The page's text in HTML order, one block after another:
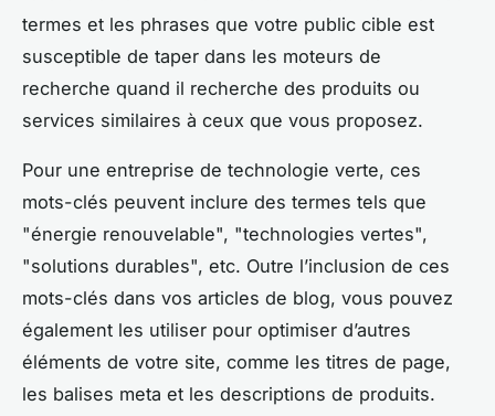
termes et les phrases que votre public cible est
susceptible de taper dans les moteurs de
recherche quand il recherche des produits ou
services similaires à ceux que vous proposez.
Pour une entreprise de technologie verte, ces
mots-clés peuvent inclure des termes tels que
"énergie renouvelable", "technologies vertes",
"solutions durables", etc. Outre l’inclusion de ces
mots-clés dans vos articles de blog, vous pouvez
également les utiliser pour optimiser d’autres
éléments de votre site, comme les titres de page,
les balises meta et les descriptions de produits.